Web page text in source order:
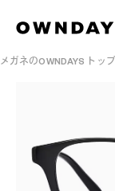
メガネのOWNDAYS トップ